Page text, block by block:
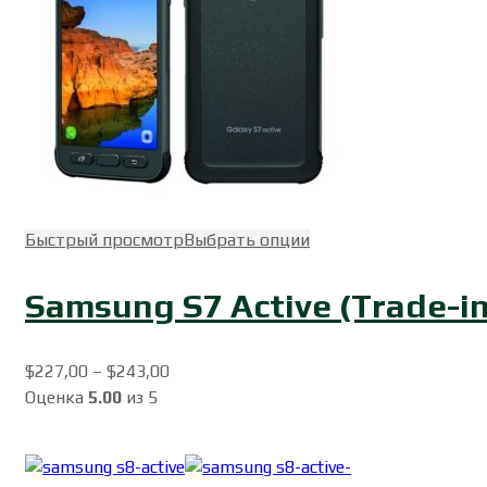
Быстрый просмотрВыбрать опции
Samsung S7 Active (Trade-
$227,00 – $243,00
Оценка 5.00 из 5